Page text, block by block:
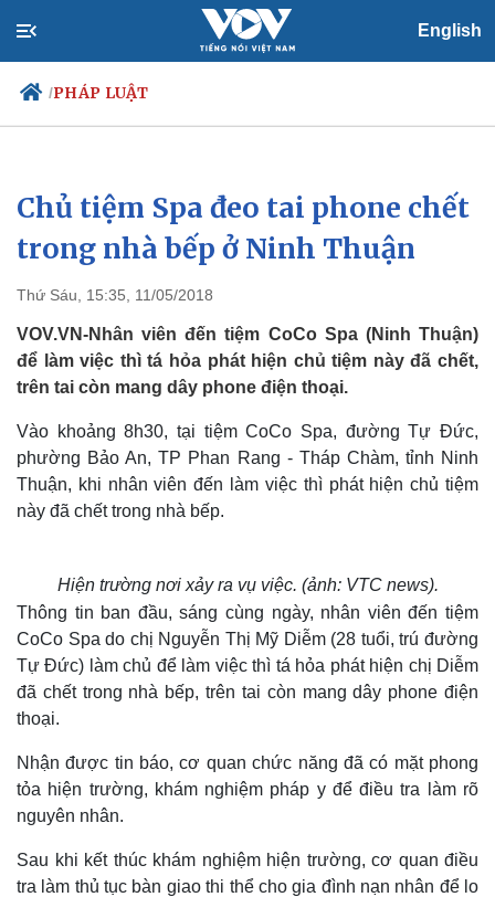
English
/PHÁP LUẬT
Chính trị
Tổ chức nhân sự
Nhận diện sự thật
Xã hội
Tin 24h
Dự báo thời tiết
Việc làm
Biển đảo
Chủ tiệm Spa đeo tai phone chết
trong nhà bếp ở Ninh Thuận
Thứ Sáu, 15:35, 11/05/2018
VOV.VN-Nhân viên đến tiệm CoCo Spa (Ninh Thuận)
để làm việc thì tá hỏa phát hiện chủ tiệm này đã chết,
trên tai còn mang dây phone điện thoại.
Vào khoảng 8h30, tại tiệm CoCo Spa, đường Tự Đức,
phường Bảo An, TP Phan Rang - Tháp Chàm, tỉnh Ninh
Thuận, khi nhân viên đến làm việc thì phát hiện chủ tiệm
này đã chết trong nhà bếp.
Hiện trường nơi xảy ra vụ việc. (ảnh: VTC news).
Thông tin ban đầu, sáng cùng ngày, nhân viên đến tiệm
CoCo Spa do chị Nguyễn Thị Mỹ Diễm (28 tuổi, trú đường
Tự Đức) làm chủ để làm việc thì tá hỏa phát hiện chị Diễm
đã chết trong nhà bếp, trên tai còn mang dây phone điện
thoại.
Nhận được tin báo, cơ quan chức năng đã có mặt phong
tỏa hiện trường, khám nghiệm pháp y để điều tra làm rõ
nguyên nhân.
Sau khi kết thúc khám nghiệm hiện trường, cơ quan điều
tra làm thủ tục bàn giao thi thể cho gia đình nạn nhân để lo